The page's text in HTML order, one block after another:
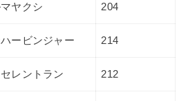
ヤクシ 204
ービンジャー 214
レントラン 212